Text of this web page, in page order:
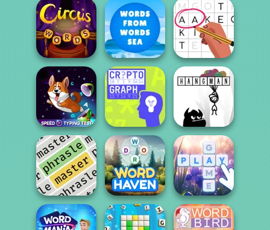
Word Cube Online Words with Owl
Circus Words
Words From
Words: Sea
Letters Match
Speed Typing
Test
Cryptograph Hangman